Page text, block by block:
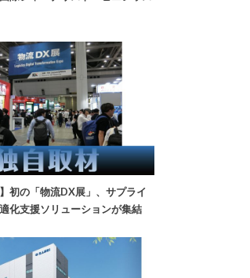
初の「物流DX展」、サプライ
化支援ソリューションが集結